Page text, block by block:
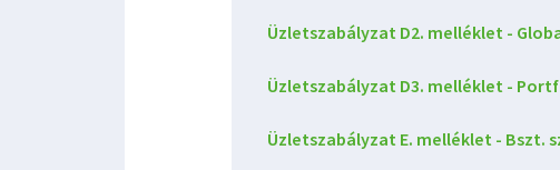
Üzletszabályzat D2. melléklet -
Üzletszabályzat D3. melléklet -
Üzletszabályzat E. melléklet - Bszt.